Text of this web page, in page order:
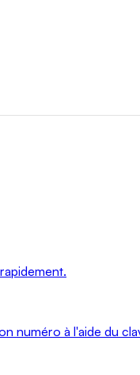
numéro à l'aide du